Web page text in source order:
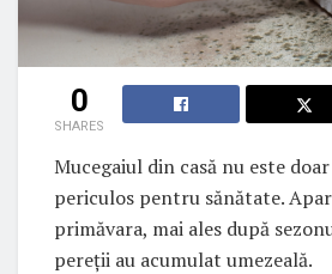
0
SHARES
Mucegaiul din casă nu este
periculos pentru sănătate.
primăvara, mai ales după
pereții au acumulat umezeală.